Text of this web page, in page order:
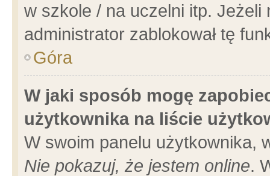
w szkole / na uczelni itp.
administrator zablokował tę
Góra
W jaki sposób mogę
użytkownika na liście
W swoim panelu użytkownika,
Nie pokazuj, że jestem online.